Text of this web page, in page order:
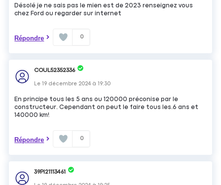
Désolé je ne sais pas le mien est de 2023 renseignez vous
chez Ford ou regarder sur internet
Répondre 0
COUL52352336
Le19 décembre 2024 à19:30
En principe tous les 5 ans ou 120000 préconise par le
constructeur. Cependant on peut le faire tous les.6 ans et
140000 km!
Répondre 0
39PI21113461